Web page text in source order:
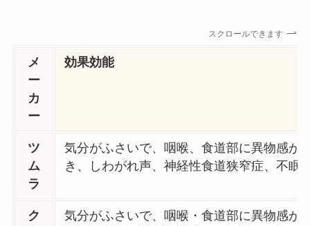
スクロールできます
メ
ー
カ
ー
効果効能
ツ
ム
ラ
気分がふさいで、咽喉、食道部に異物感が
き、しわがれ声、神経性食道狭窄症、不眠
ク
気分がふさいで、咽喉・食道部に異物感が